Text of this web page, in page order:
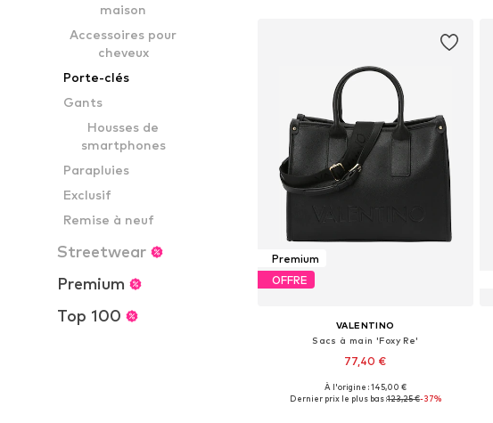
maison
Accessoires pour
cheveux
Porte-clés
Gants
Housses de
smartphones
Parapluies
Exclusif
Remise à neuf
Streetwear
Premium
Top 100
Premium
OFFRE
VALENTINO
Sacs à main 'Foxy Re'
77,40 €
Tailles disponibles: One Size
À l'origine : 145,00 €
Dernier prix le plus bas :123,25 €-37%